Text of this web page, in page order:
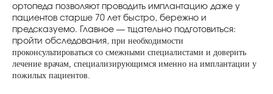
ортопеда позволяют проводить имплантацию даже у
пациентов старше 70 лет быстро, бережно и
предсказуемо. Главное — тщательно подготовиться:
пройти обследования, при необходимости
проконсультироваться со смежными специалистами и доверить
лечение врачам, специализирующимся именно на имплантации у
пожилых пациентов.